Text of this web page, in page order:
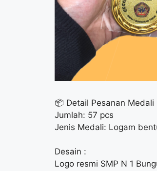
📦 Detail Pesanan Medali
Jumlah: 57 pcs
Jenis Medali: Logam
Desain :
Logo resmi SMP N 1